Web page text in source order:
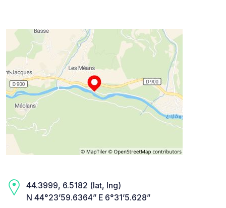
44.3999, 6.5182 (lat, lng)
N 44°23’59.6364” E 6°31’5.628”